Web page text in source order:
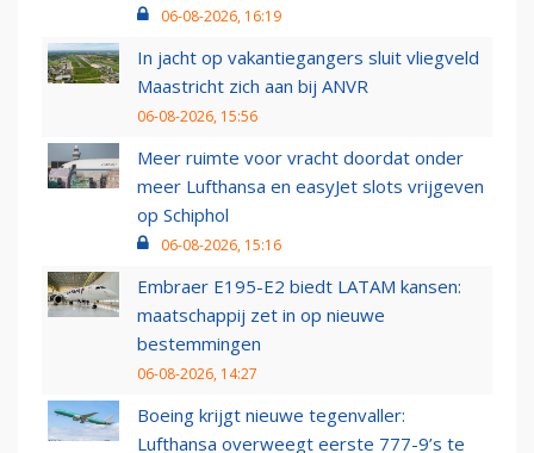
06-08-2026, 16:19
In jacht op vakantiegangers sluit vliegveld
Maastricht zich aan bij ANVR
06-08-2026, 15:56
Meer ruimte voor vracht doordat onder
meer Lufthansa en easyJet slots vrijgeven
op Schiphol
06-08-2026, 15:16
Embraer E195-E2 biedt LATAM kansen:
maatschappij zet in op nieuwe
bestemmingen
06-08-2026, 14:27
Boeing krijgt nieuwe tegenvaller:
Lufthansa overweegt eerste 777-9’s te